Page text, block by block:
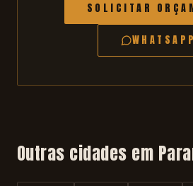
SOLICITAR
WHATSAPP
Outras cidades em